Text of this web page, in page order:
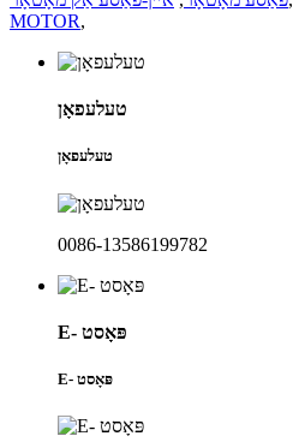
MOTOR,
טעלעפאָן
טעלעפאָן
0086-13586199782
E- פּאָסט
E- פּאָסט